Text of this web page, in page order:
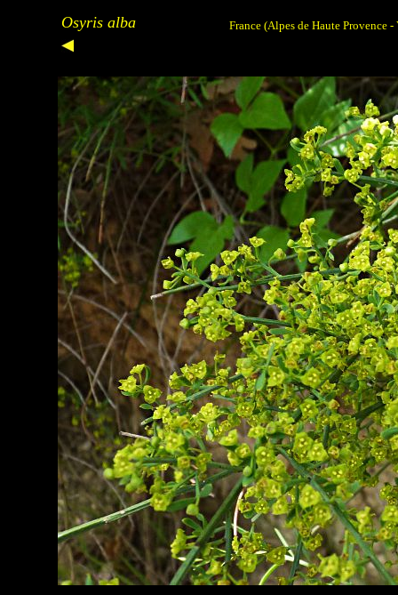
Osyris alba France (Alpes de Haute Provence